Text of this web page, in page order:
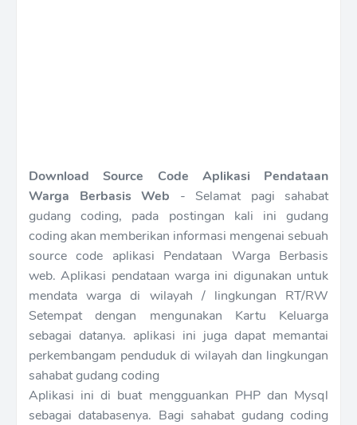
Download Source Code Aplikasi Pendataan
Warga Berbasis Web - Selamat pagi sahabat
gudang coding, pada postingan kali ini gudang
coding akan memberikan informasi mengenai sebuah
source code aplikasi Pendataan Warga Berbasis
web. Aplikasi pendataan warga ini digunakan untuk
mendata warga di wilayah / lingkungan RT/RW
Setempat dengan mengunakan Kartu Keluarga
sebagai datanya. aplikasi ini juga dapat memantai
perkembangam penduduk di wilayah dan lingkungan
sahabat gudang coding
Aplikasi ini di buat mengguankan PHP dan Mysql
sebagai databasenya. Bagi sahabat gudang coding